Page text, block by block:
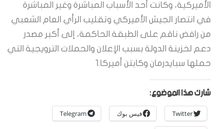
الأميركية، وكانت أحد الأسباب المباشرة وغير المباشرة
في انتصار الجيش الأميركي وتقليب الرأي العام الشعبي
من رافض ناقم على الطبقة الحاكمة، إلى أكبر مصدر
دعم لخزينة الدولة بسبب الإعلان والحملات الترويجية التي
حملها سبايدرمان وكابتن أميركا.1
شارك هذا الموضوع:
Twitter فيس بوك Telegram